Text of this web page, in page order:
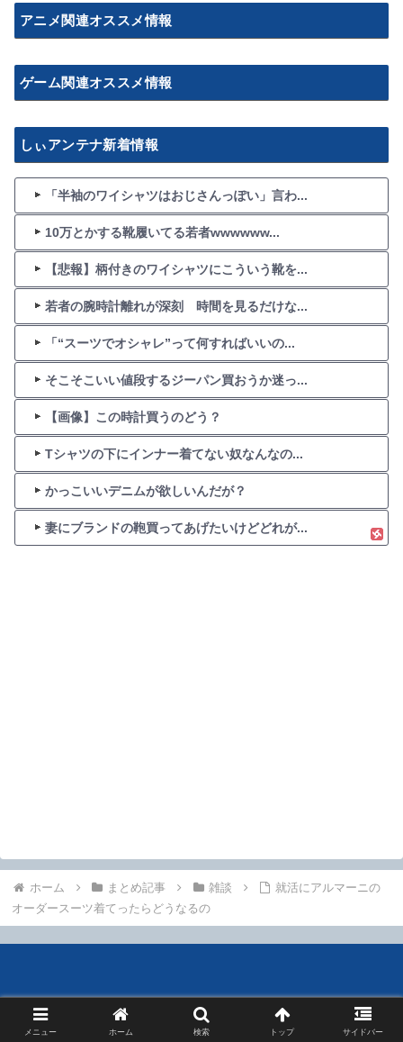
アニメ関連オススメ情報
ゲーム関連オススメ情報
しぃアンテナ新着情報
「半袖のワイシャツはおじさんっぽい」言わ...
10万とかする靴履いてる若者wwwwww...
【悲報】柄付きのワイシャツにこういう靴を...
若者の腕時計離れが深刻 時間を見るだけな...
「“スーツでオシャレ”って何すればいいの...
そこそこいい値段するジーパン買おうか迷っ...
【画像】この時計買うのどう？
Tシャツの下にインナー着てない奴なんなの...
かっこいいデニムが欲しいんだが？
妻にブランドの鞄買ってあげたいけどどれが...
ホーム まとめ記事 雑談
就活にアルマーニの
オーダースーツ着てったらどうなるの
メニュー ホーム 検索 トップ サイドバー